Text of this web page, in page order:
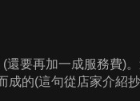
(還要再加一成服務費)
的(這句從店家介紹抄